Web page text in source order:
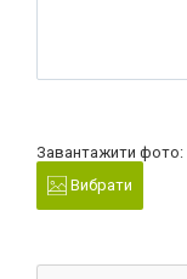
Завантажити фото:
Вибрати